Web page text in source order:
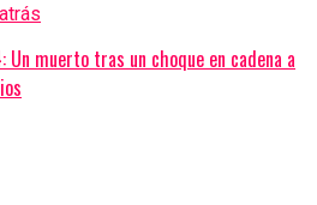
muerto tras un choque en cadena a